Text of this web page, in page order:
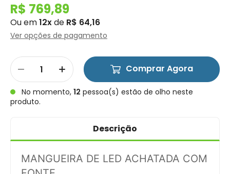
R$ 769,89
Ou em12xde R$ 64,16
Ver opções de pagamento
Comprar Agora
No momento, 12 pessoa(s) estão de olho neste
produto.
Descrição
MANGUEIRA DE LED ACHATADA COM